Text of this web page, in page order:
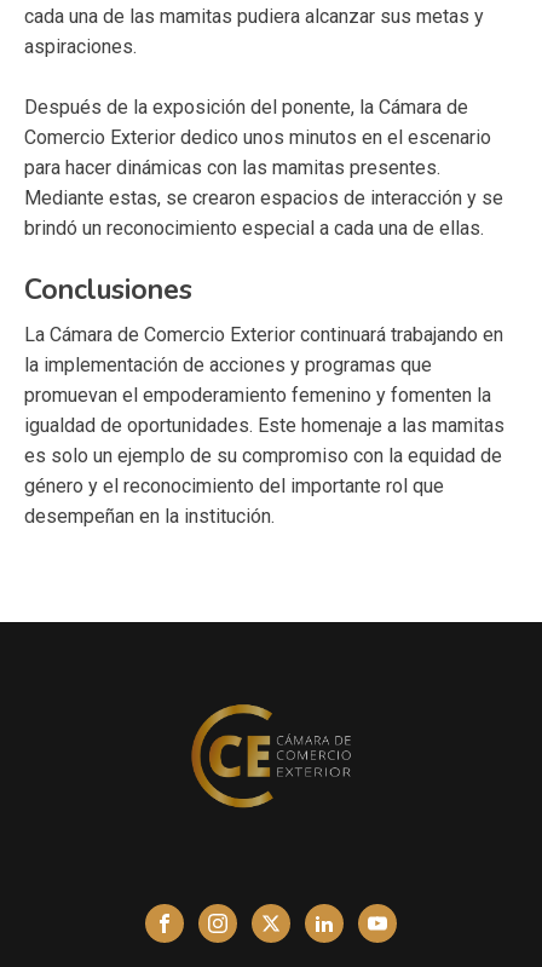
cada una de las mamitas pudiera alcanzar sus metas y
aspiraciones.
Después de la exposición del ponente, la Cámara de
Comercio Exterior dedico unos minutos en el escenario
para hacer dinámicas con las mamitas presentes.
Mediante estas, se crearon espacios de interacción y se
brindó un reconocimiento especial a cada una de ellas.
Conclusiones
La Cámara de Comercio Exterior continuará trabajando en
la implementación de acciones y programas que
promuevan el empoderamiento femenino y fomenten la
igualdad de oportunidades. Este homenaje a las mamitas
es solo un ejemplo de su compromiso con la equidad de
género y el reconocimiento del importante rol que
desempeñan en la institución.